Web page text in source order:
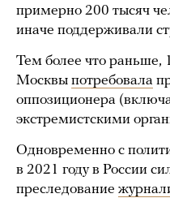
примерно 200 тысяч
иначе поддерживали
Тем более что раньше,
Москвы потребовала
оппозиционера
экстремистскими
Одновременно с
в 2021 году в России
преследование